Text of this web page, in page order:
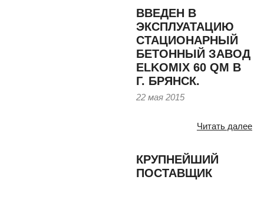
ВВЕДЕН В
ЭКСПЛУАТАЦИЮ
СТАЦИОНАРНЫЙ
БЕТОННЫЙ ЗАВОД
ELKOMIX 60 QM В
Г. БРЯНСК.
22 мая 2015
Читать далее
КРУПНЕЙШИЙ
ПОСТАВЩИК